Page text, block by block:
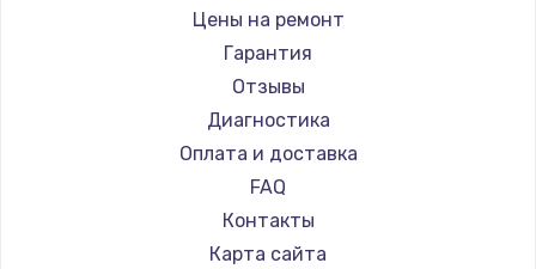
Цены на ремонт
Гарантия
Отзывы
Диагностика
Оплата и доставка
FAQ
Контакты
Карта сайта